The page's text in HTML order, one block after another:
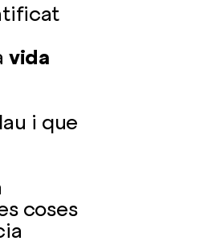
vida
i que
coses